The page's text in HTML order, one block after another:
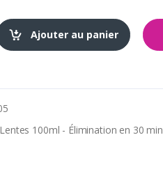
Ajouter au panier
100ml - Élimination en 30 min